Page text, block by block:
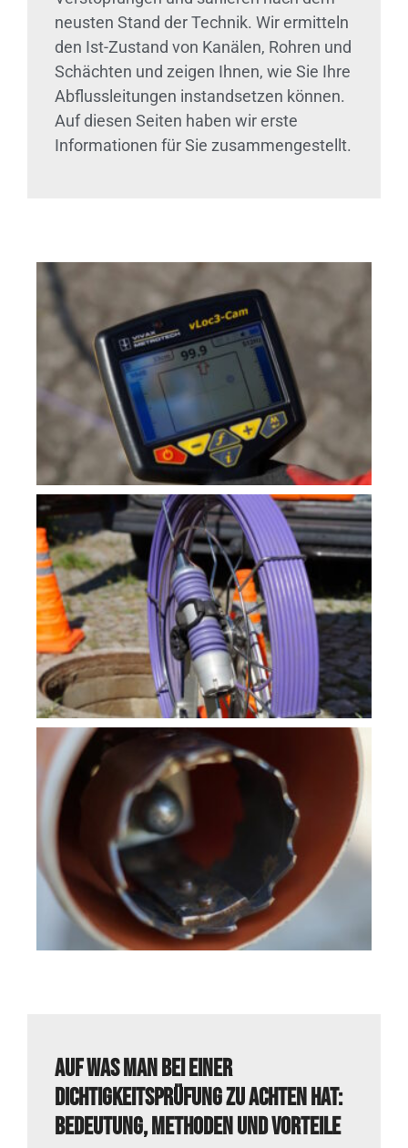
neusten Stand der Technik. Wir ermitteln
den Ist-Zustand von Kanälen, Rohren und
Schächten und zeigen Ihnen, wie Sie Ihre
Abflussleitungen instandsetzen können.
Auf diesen Seiten haben wir erste
Informationen für Sie zusammengestellt.
Auf was man bei einer
Dichtigkeitsprüfung zu achten hat:
Bedeutung, Methoden und Vorteile